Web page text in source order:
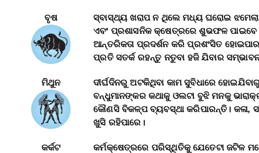
ବୃଷ
ସ୍ବାସ୍ଥ୍ୟ ଖରାପ ନ ଥିଲେ ମଧ୍ୟ ଘରୋଇ
ଏବଂ ପ୍ରଶାସନିକ କ୍ଷେତ୍ରରେ ଶୁଭଫଳ
ଆନ୍ତରିକତା ପ୍ରଦର୍ଶନ କରି ପ୍ରଶଂସିତ
ପ୍ରତି ସତର୍କ ରହନ୍ତୁ ନତୁବା ହଜି ଯିବାର
ମିଥୁନ
ଦୀର୍ଘଦିନରୁ ଅଟକିଥିବା କାମ ସୁବିଧାରେ
ବନ୍ଧୁମାନଙ୍କର କଥାକୁ ଓଲଟା ବୁଝି ମନକୁ
କୌଣସି ବିକଳ୍ପ ବ୍ୟବସ୍ଥା କରିପାରନ୍ତି। କଳା,
ଖୁସି ରହିପାରେ।
କର୍କଟ
କର୍ମକ୍ଷେତ୍ରରେ ପରିସ୍ଥିତିକୁ ଯେତେଟା ଜଟିଳ